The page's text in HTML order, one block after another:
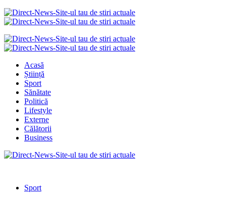
Acasă
Știință
Sport
Sănătate
Politică
Lifestyle
Externe
Călătorii
Business
Sport